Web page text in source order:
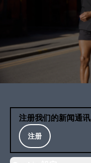
注册我们的新闻通讯
注册